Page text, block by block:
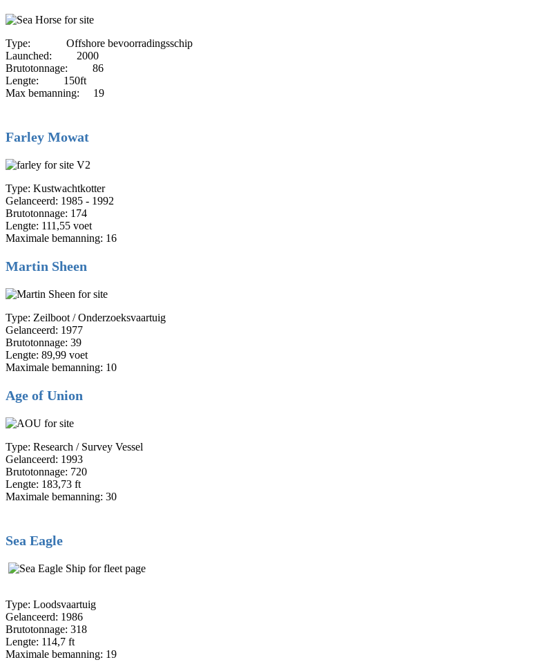
Type: Offshore bevoorradingsschip
Launched: 2000
Brutotonnage: 86
Lengte: 150ft
Max bemanning: 19
Farley Mowat
Type: Kustwachtkotter
Gelanceerd: 1985 - 1992
Brutotonnage: 174
Lengte: 111,55 voet
Maximale bemanning: 16
Martin Sheen
Type: Zeilboot / Onderzoeksvaartuig
Gelanceerd: 1977
Brutotonnage: 39
Lengte: 89,99 voet
Maximale bemanning: 10
Age of Union
Type: Research / Survey Vessel
Gelanceerd: 1993
Brutotonnage: 720
Lengte: 183,73 ft
Maximale bemanning: 30
Sea Eagle
Type: Loodsvaartuig
Gelanceerd: 1986
Brutotonnage: 318
Lengte: 114,7 ft
Maximale bemanning: 19